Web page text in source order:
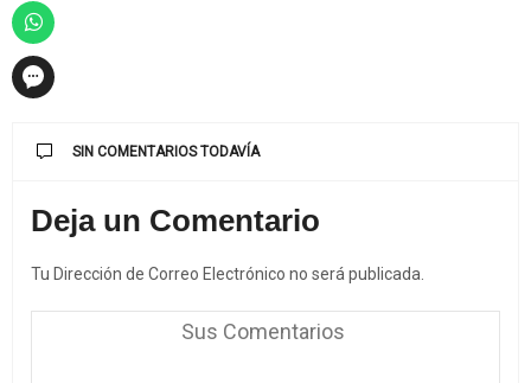
SIN COMENTARIOS TODAVÍA
Deja un Comentario
Tu Dirección de Correo Electrónico no será publicada.